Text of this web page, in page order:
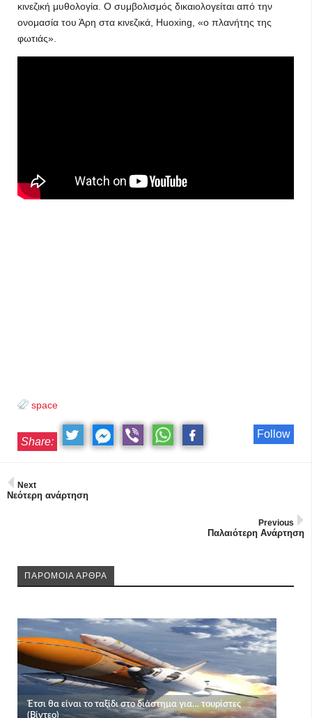
κινεζική μυθολογία. Ο συμβολισμός δικαιολογείται από την
ονομασία του Άρη στα κινεζικά, Huoxing, «ο πλανήτης της
φωτιάς».
space
Follow
Share:
Next
Νεότερη ανάρτηση
Previous
Παλαιότερη Ανάρτηση
ΠΑΡΟΜΟΙΑ ΑΡΘΡΑ